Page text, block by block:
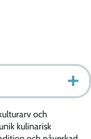
och
kulinarisk